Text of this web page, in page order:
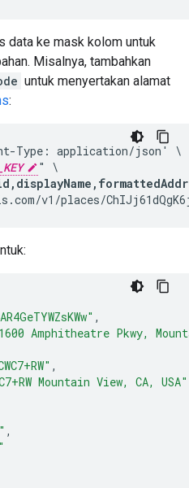
data ke mask kolom untuk
Misalnya, tambahkan
untuk menyertakan alamat
:
Type: application/json' \
" \
v1/places/
,
Amphitheatre Pkwy,
,
Mountain View, CA, USA"
,